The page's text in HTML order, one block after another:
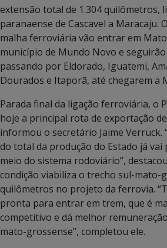
extensão total de 1.304 quilômetros,
paranaense de Cascavel a Maracaju.
malha ferroviária vão entrar em
município de Mundo Novo e
passando por Eldorado, Iguatemi,
Dourados e Itaporã, até chegarem a
Parada final da ligação ferroviária, o
hoje a principal rota de exportação
informou o secretário Jaime Verruck.
do total da produção do Estado já
meio do sistema rodoviário”,
condição viabiliza o trecho sul-mato-
quilômetros no projeto da ferrovia.
pronta para entrar em trem, que é
competitivo e dá melhor
mato-grossense”, completou ele.